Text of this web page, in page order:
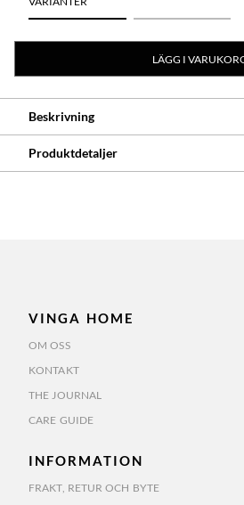
LÄGG I
Beskrivning
Produktdetaljer
VINGA HOME
OM OSS
KONTAKT
THE JOURNAL
CARE GUIDE
INFORMATION
FRAKT, RETUR OCH BYTE